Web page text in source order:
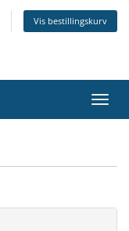
Vis bestillingskurv
Skift